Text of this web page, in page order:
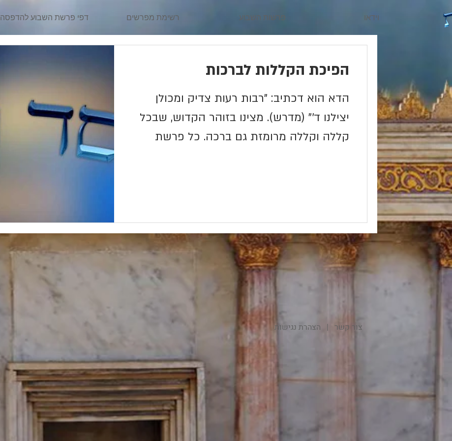
וידאו פרשות השבוע רשימת מפרשים דפי פרשת השבוע להדפסה
הפיכת הקללות לברכות
הדא הוא דכתיב: "רבות רעות צדיק ומכולן
יצילנו ד'" (מדרש). מצינו בזוהר הקדוש, שבכל
קללה וקללה מרומזת גם ברכה. כל פרשת
צור קשר | הצהרת נגישות